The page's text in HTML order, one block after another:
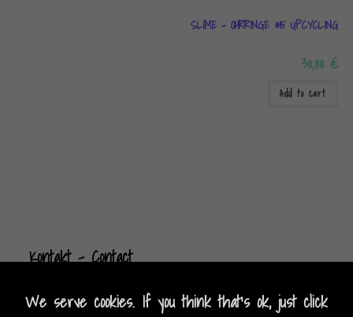
SLIME – OHRRINGE #15 UPCYCLING
30,00€
Add to cart
Kontakt- Contact
Impressum - Legal Policy
We serve cookies. If you think that's ok, just click